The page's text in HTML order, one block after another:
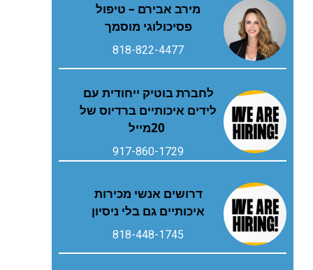
מירב אבירם – טיפול
פסיכולוגי מוסמך
818-822-4477
‬20‭ ‬מייל
917-860-1729
דרושים אנשי מכירות
איכותיים גם בלי ניסיון
818-448-1745